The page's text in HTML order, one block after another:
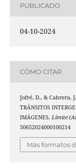
PUBLICADO
04-10-2024
CÓMO CITAR
Jofré, D., & Cabrera,
TRÁNSITOS
IMÁGENES. Límite
50652024000100214
Más formatos